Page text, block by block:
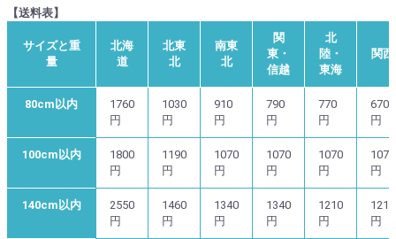
【送料表】
サイズと重
量
北海
道
北東
北
南東
北
関
東・
信越
北
陸・
東海
関西
80cm以内
1760
円
1030
円
910
円
790
円
770
円
670
円
100cm以内
1800
円
1190
円
1070
円
1070
円
1070
円
1070
円
140cm以内
2550
円
1460
円
1340
円
1340
円
1210
円
1210
円